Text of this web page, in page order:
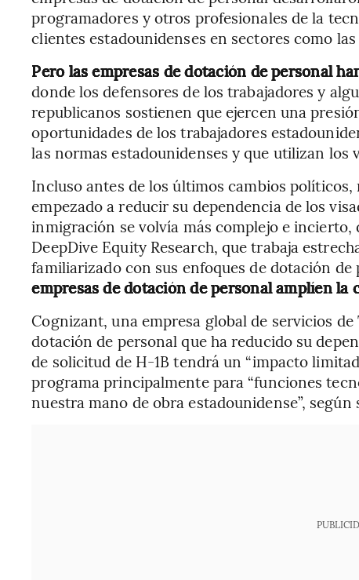
programadores y otros profesionales de la
clientes estadounidenses en sectores como
Pero las empresas de dotación de personal
donde los defensores de los trabajadores y
republicanos sostienen que ejercen una
oportunidades de los trabajadores
las normas estadounidenses y que utilizan los
Incluso antes de los últimos cambios
empezado a reducir su dependencia de los
inmigración se volvía más complejo e incierto,
DeepDive Equity Research, que trabaja
familiarizado con sus enfoques de dotación de
empresas de dotación de personal amplíen la
Cognizant, una empresa global de servicios
dotación de personal que ha reducido su
de solicitud de H-1B tendrá un “impacto
programa principalmente para “funciones
nuestra mano de obra estadounidense”,